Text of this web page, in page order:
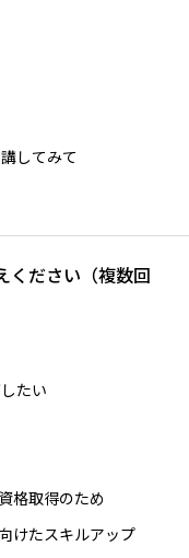
してみて
ください（複数回
たい
資格取得のため
けたスキルアップ